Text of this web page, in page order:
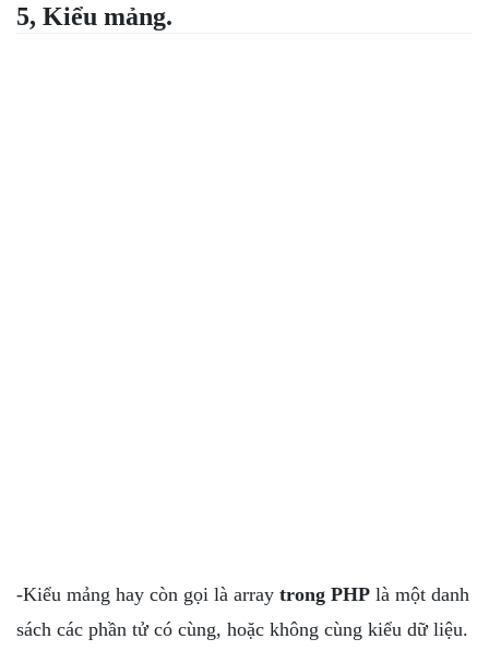
5, Kiểu mảng.
-Kiểu mảng hay còn gọi là array trong PHP là một danh
sách các phần tử có cùng, hoặc không cùng kiểu dữ liệu.